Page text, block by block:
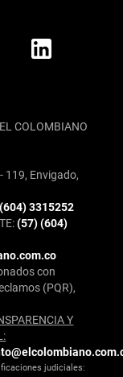
COLOMBIANO
119, Envigado,
3315252
(57) (604)
con
(PQR),
Y
judiciales: